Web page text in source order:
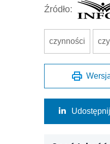
Źródło:
czynności